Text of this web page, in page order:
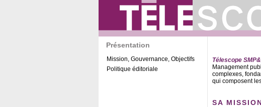
Présentation
Mission, Gouvernance, Objectifs
Politique éditoriale
Télescope
Management
complexes,
qui composent
SA